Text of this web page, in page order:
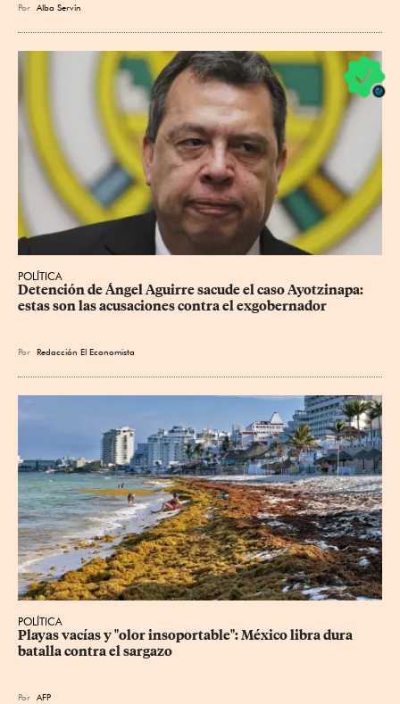
Por Alba Servín
POLÍTICA
Detención de Ángel Aguirre sacude el caso Ayotzinapa:
estas son las acusaciones contra el exgobernador
Por Redacción El Economista
POLÍTICA
Playas vacías y "olor insoportable": México libra dura
batalla contra el sargazo
Por AFP